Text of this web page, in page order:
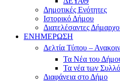
Δημοτικές Ενότητες
Ιστορικό Δήμου
Διατελέσαντες
ΕΝΗΜΕΡΩΣΗ
Δελτία Τύπου –
Τα Νέα του
Τα νέα των
Διαφάνεια στο Δήμο